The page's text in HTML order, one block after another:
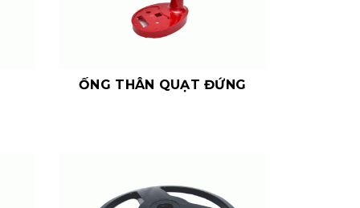
ỐNG THÂN QUẠT ĐỨNG